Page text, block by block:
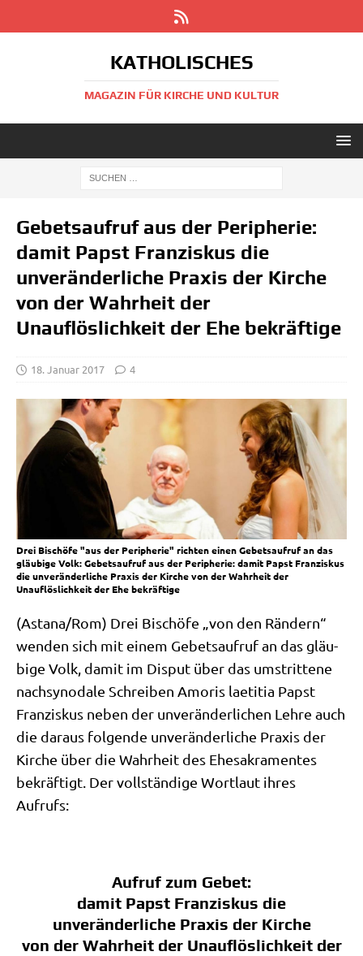
KATHOLISCHES
MAGAZIN FÜR KIRCHE UND KULTUR
Gebetsaufruf aus der Peripherie:
damit Papst Franziskus die
unveränderliche Praxis der Kirche
von der Wahrheit der
Unauflöslichkeit der Ehe bekräftige
18. Januar 2017 4
Drei Bischöfe "aus der Peripherie" richten einen Gebetsaufruf an das
gläubige Volk: Gebetsaufruf aus der Peripherie: damit Papst Franziskus
die unveränderliche Praxis der Kirche von der Wahrheit der
Unauflöslichkeit der Ehe bekräftige
(Astana/​Rom) Drei Bischö­fe „von den Rän­dern“
wen­den sich mit einem Gebets­auf­ruf an das gläu­
bi­ge Volk, damit im Dis­put über das umstrit­te­ne
nach­syn­oda­le Schrei­ben Amo­ris lae­ti­tia Papst
Fran­zis­kus neben der unver­än­der­li­chen Leh­re auch
die dar­aus fol­gen­de unver­än­der­li­che Pra­xis der
Kir­che über die Wahr­heit des Ehe­sa­kra­men­tes
bekräf­tigt. Der voll­stän­di­ge Wort­laut ihres
Aufrufs:
Aufruf zum Gebet:
damit Papst Franziskus die
unveränderliche Praxis der Kirche
von der Wahrheit der Unauflöslichkeit der